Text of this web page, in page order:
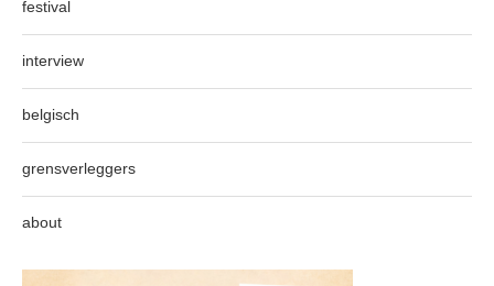
festival
interview
belgisch
grensverleggers
about